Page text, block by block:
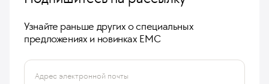
Узнайте раньше других о специальных
предложениях и новинках ЕМС
Адрес электронной почты